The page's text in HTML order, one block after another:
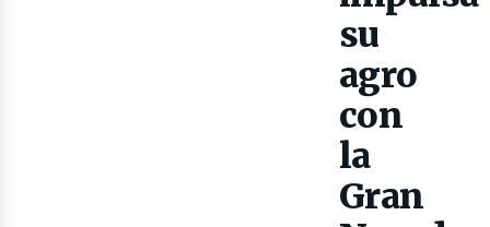
su
agro
con
la
Gran